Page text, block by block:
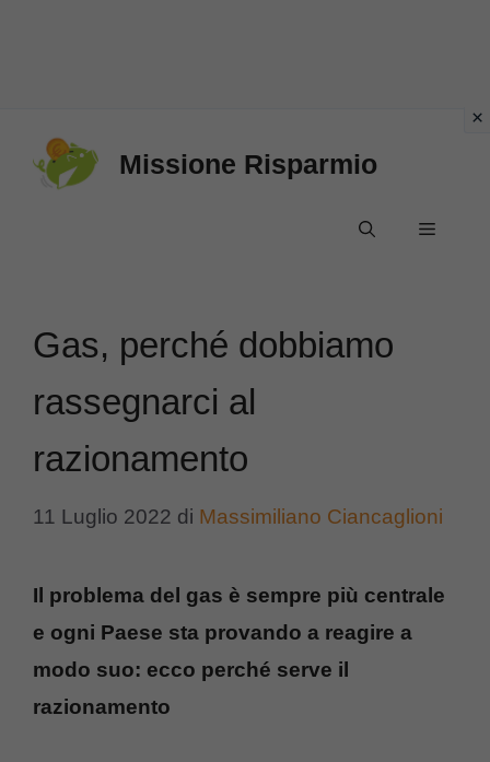
Missione Risparmio
Menu
Gas, perché dobbiamo
rassegnarci al
razionamento
11 Luglio 2022 di Massimiliano Ciancaglioni
Il problema del gas è sempre più centrale
e ogni Paese sta provando a reagire a
modo suo: ecco perché serve il
razionamento